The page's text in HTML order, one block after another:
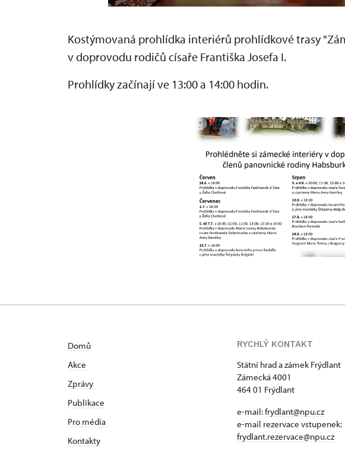
Kostýmovaná prohlídka interiérů prohlídkové trasy
v doprovodu rodičů císaře Františka Josefa I.
Prohlídky začínají ve 13:00 a 14:00 hodin.
Domů
Akce
Zprávy
Publikace
Pro média
Kontakty
RYCHLÝ KONTAKT
Státní hrad a zámek Frýdlant
Zámecká 4001
464 01 Frýdlant
e-mail:frydlant@npu.cz
e-mail rezervace vstupenek:
frydlant.rezervace@npu.cz